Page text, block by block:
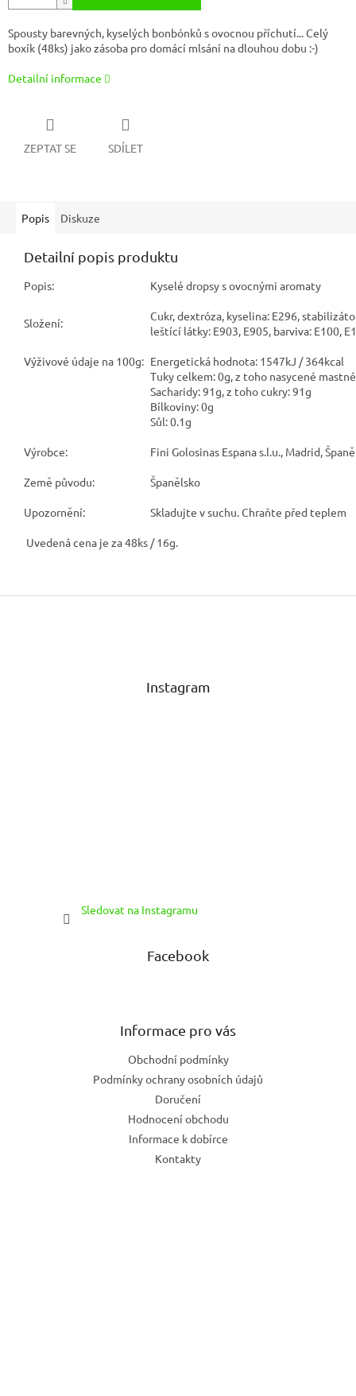
Spousty barevných, kyselých bonbónků s ovocnou příchutí... Celý
boxík (48ks) jako zásoba pro domácí mlsání na dlouhou dobu :-)
Detailní informace
ZEPTAT SE SDÍLET
Popis Diskuze
Detailní popis produktu
Popis: Kyselé dropsy s ovocnými aromaty
Složení:
Cukr, dextróza, kyselina: E296,
leštící látky: E903, E905, barviva: E100,
Výživové údaje na 100g: Energetická hodnota: 1547kJ / 364kcal
Tuky celkem: 0g, z toho nasycené
Sacharidy: 91g, z toho cukry: 91g
Bílkoviny: 0g
Sůl: 0.1g
Výrobce: Fini Golosinas Espana s.l.u., Madrid,
Země původu: Španělsko
Upozornění: Skladujte v suchu. Chraňte před teplem
Uvedená cena je za 48ks / 16g.
Z
Instagram
Sledovat na Instagramu
Facebook
Informace pro vás
Obchodní podmínky
Podmínky ochrany osobních údajů
Doručení
Hodnocení obchodu
Informace k dobírce
Kontakty